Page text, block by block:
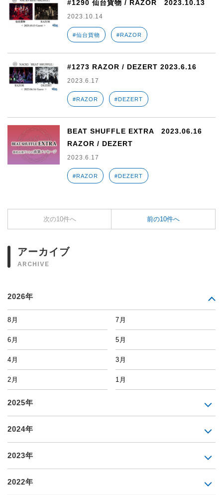
#1290 仙台貨物 / RAZOR 2023.10.13
2023.10.14
#仙台貨物 #RAZOR
#1273 RAZOR / DEZERT 2023.6.16
2023.6.17
#RAZOR #DEZERT
BEAT SHUFFLE EXTRA 2023.06.16
RAZOR / DEZERT
2023.6.17
#RAZOR #DEZERT
次の10件へ 前の10件へ
アーカイブ
ARCHIVE
2026年
8月 7月
6月 5月
4月 3月
2月 1月
2025年
2024年
2023年
2022年